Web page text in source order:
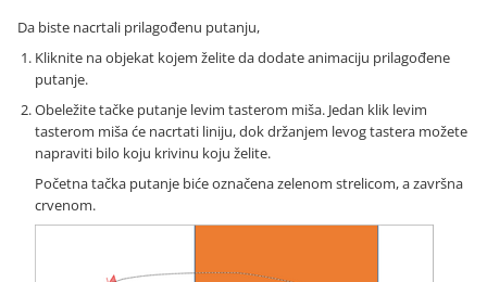
Da biste nacrtali prilagođenu putanju,
Kliknite na objekat kojem želite da dodate animaciju prilagođene
putanje.
Obeležite tačke putanje levim tasterom miša. Jedan klik levim
tasterom miša će nacrtati liniju, dok držanjem levog tastera možete
napraviti bilo koju krivinu koju želite.
Početna tačka putanje biće označena zelenom strelicom, a završna
crvenom.